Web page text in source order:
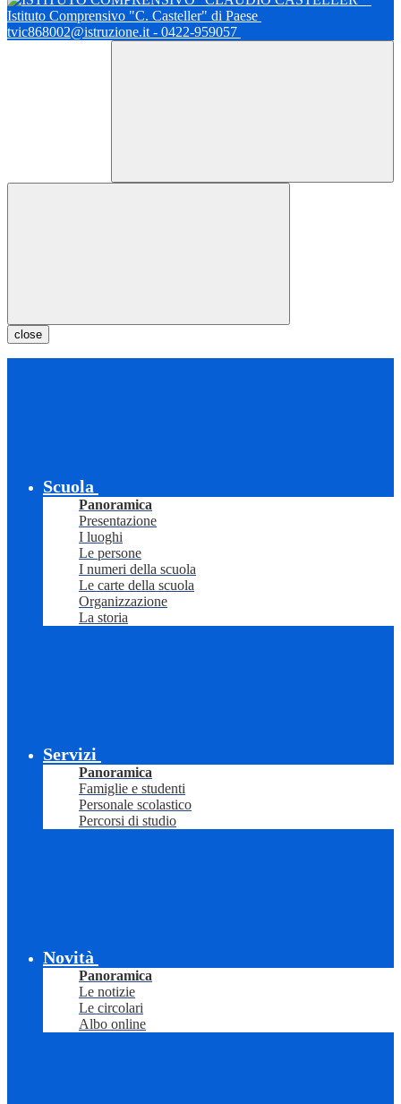
Istituto Comprensivo "C. Casteller" di Paese
tvic868002@istruzione.it - 0422-959057
close
Scuola
Panoramica
Presentazione
I luoghi
Le persone
I numeri della scuola
Le carte della scuola
Organizzazione
La storia
Servizi
Panoramica
Famiglie e studenti
Personale scolastico
Percorsi di studio
Novità
Panoramica
Le notizie
Le circolari
Albo online